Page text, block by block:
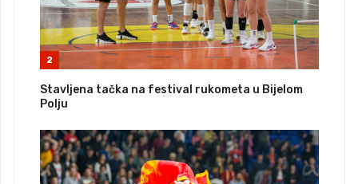
2
Stavljena tačka na festival rukometa u Bijelom
Polju